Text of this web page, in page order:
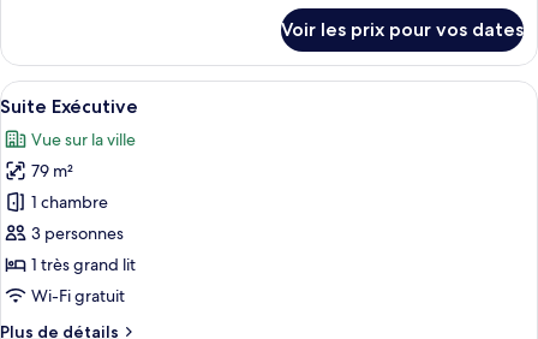
»
(Plus)
le
type
de
Chambre
«
Premier
(Plus)
Voir les prix pour vos dates
Afficher
toutes
les
photos
pour
ce
type
de
chambre :
Une chambre d’hôtel avec un
8
Suite Exécutive
Vue sur la ville
79 m²
1 chambre
3 personnes
1 très grand lit
Wi-Fi gratuit
Plus de détails
Plus